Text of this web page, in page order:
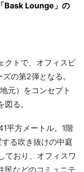
Bask Lounge」の
クトで、オフィスビ
の第2弾となる。
元）をコンセプト
る。
平方メートル。1階
る吹き抜けの中庭
ており、オフィスワ
民などのコミュニテ